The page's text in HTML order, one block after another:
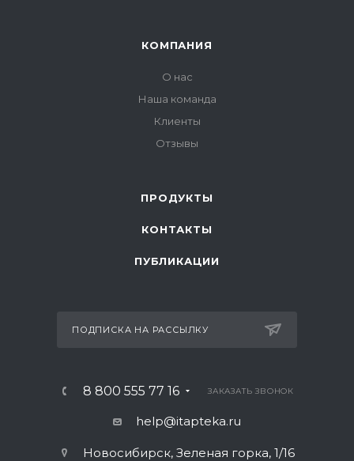
КОМПАНИЯ
О нас
Наша команда
Клиенты
Отзывы
ПРОДУКТЫ
КОНТАКТЫ
ПУБЛИКАЦИИ
ПОДПИСКА НА РАССЫЛКУ
8 800 555 77 16 ЗАКАЗАТЬ ЗВОНОК
help@itapteka.ru
Новосибирск, Зеленая горка, 1/16